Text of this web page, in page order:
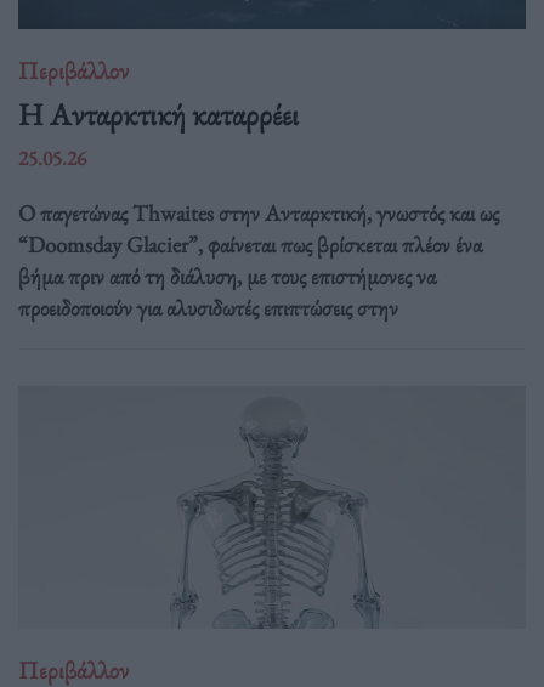
Περιβάλλον
Η Ανταρκτική καταρρέει
25.05.26
Ο παγετώνας Thwaites στην Ανταρκτική, γνωστός και ως
“Doomsday Glacier”, φαίνεται πως βρίσκεται πλέον ένα
βήμα πριν από τη διάλυση, με τους επιστήμονες να
προειδοποιούν για αλυσιδωτές επιπτώσεις στην
Περιβάλλον